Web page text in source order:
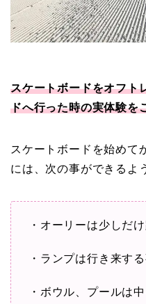
スケートボードをオフト
ドへ行った時の実体験を
スケートボードを始めて
には、次の事ができるよ
・オーリーは少しだ
・ランプは行き来す
・ボウル、プールは